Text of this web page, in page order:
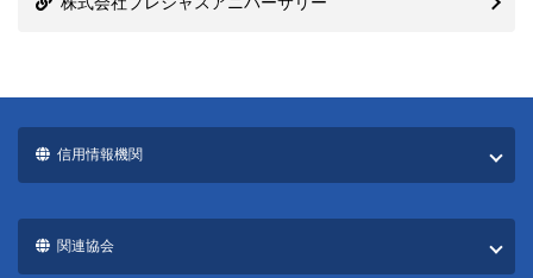
信用情報機関
関連協会